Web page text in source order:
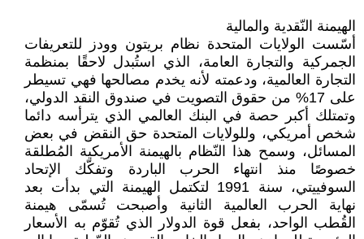
الهيمنة النّقدية والمالية
أسّست الولايات المتحدة نظام بريتون وودز للتعريفات
الجمركية والتجارة العامة، الذي استُبدل لاحقًا بمنظمة
التجارة العالمية، ودعمته لأنه يخدم مصالحها فهي تسيطر
على 17% من حقوق التصويت في صندوق النقد الدولي،
وتمتلك أكبر حصة في البنك العالمي الذي يترأسه دائما
شخص أمريكي، وللولايات المتحدة حق النقض في بعض
المسائل، وسمح هذا النّظام بالهيمنة الأمريكية المُطلقة
خصوصًا منذ انتهاء الحرب الباردة وتفكّك الإتحاد
السوفييتي، سنة 1991 لتكتمل الهيمنة التي بدأت بعد
نهاية الحرب العالمية الثانية وأصبحت تُسمّى هيمنة
القُطب الواحد، بفعل قوة الدولار الذي تُقوّم به الأسعار